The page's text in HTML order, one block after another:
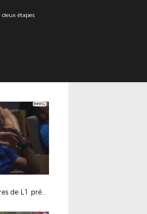
deux étapes
Jérôme Brisard et les arbitres de L1 préparés au "VAR" !